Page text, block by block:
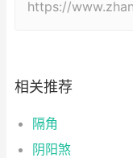
https://
相关推荐
隔角
阴阳煞